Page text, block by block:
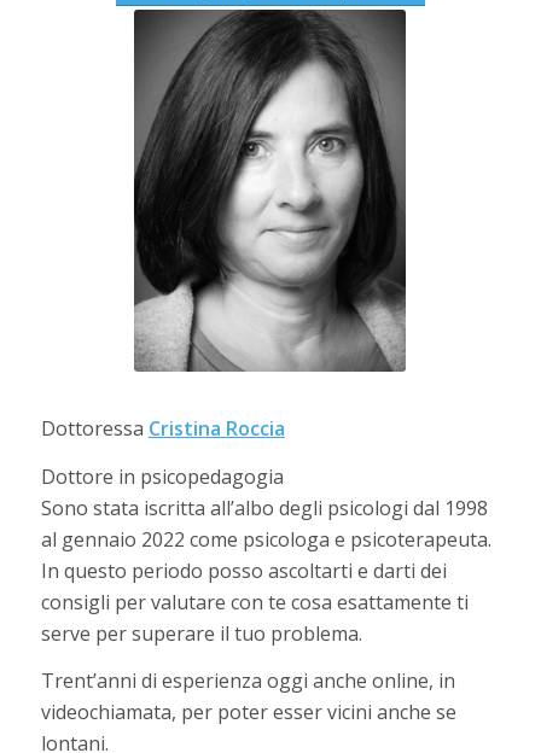
Dottoressa Cristina Roccia
Dottore in psicopedagogia
Sono stata iscritta all’albo degli psicologi dal 1998
al gennaio 2022 come psicologa e psicoterapeuta.
In questo periodo posso ascoltarti e darti dei
consigli per valutare con te cosa esattamente ti
serve per superare il tuo problema.
Trent’anni di esperienza oggi anche online, in
videochiamata, per poter esser vicini anche se
lontani.